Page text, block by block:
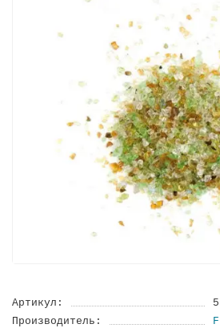
Артикул:
Производитель: